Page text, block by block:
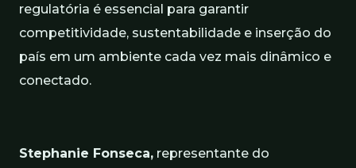
regulatória é essencial para garantir
competitividade, sustentabilidade e inserção do
país em um ambiente cada vez mais dinâmico e
conectado.
Stephanie Fonseca, representante do